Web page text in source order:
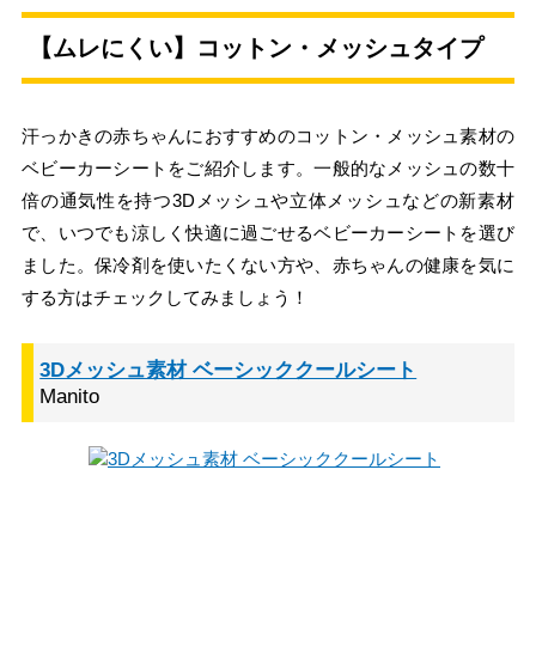
【ムレにくい】コットン・メッシュタイプ
汗っかきの赤ちゃんにおすすめのコットン・メッシュ素材の
ベビーカーシートをご紹介します。一般的なメッシュの数十
倍の通気性を持つ3Dメッシュや立体メッシュなどの新素材
で、いつでも涼しく快適に過ごせるベビーカーシートを選び
ました。保冷剤を使いたくない方や、赤ちゃんの健康を気に
する方はチェックしてみましょう！
3Dメッシュ素材 ベーシッククールシート
Manito